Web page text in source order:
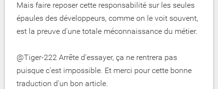
Mais faire reposer cette responsabilité sur les seules
épaules des développeurs, comme on le voit souvent,
est la preuve d'une totale méconnaissance du métier.
@Tiger-222 Arrête d'essayer, ça ne rentrera pas
puisque c'est impossible. Et merci pour cette bonne
traduction d'un bon article.